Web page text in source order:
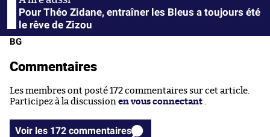
Pour Théo Zidane, entraîner les Bleus a toujours été
le rêve de Zizou
BG
Commentaires
Les membres ont posté 172 commentaires sur cet article.
Participez à la discussion en vous connectant
Voir les 172 commentaires